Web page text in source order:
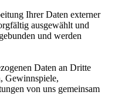
Ihrer Daten externer
ausgewählt und
und werden
Daten an Dritte
Gewinnspiele,
von uns gemeinsam